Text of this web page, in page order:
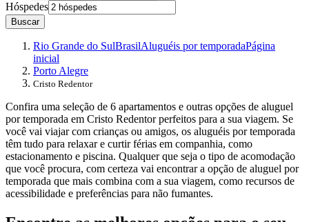
Hóspedes
Buscar
Rio Grande do SulBrasilAluguéis por temporadaPágina
inicial
Porto Alegre
Cristo Redentor
Confira uma seleção de 6 apartamentos e outras opções de aluguel
por temporada em Cristo Redentor perfeitos para a sua viagem. Se
você vai viajar com crianças ou amigos, os aluguéis por temporada
têm tudo para relaxar e curtir férias em companhia, como
estacionamento e piscina. Qualquer que seja o tipo de acomodação
que você procura, com certeza vai encontrar a opção de aluguel por
temporada que mais combina com a sua viagem, como recursos de
acessibilidade e preferências para não fumantes.